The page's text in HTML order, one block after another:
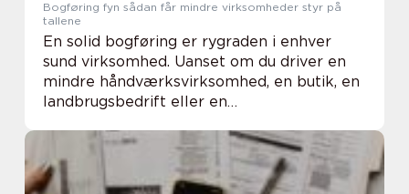
Bogføring fyn sådan får mindre virksomheder styr på
tallene
En solid bogføring er rygraden i enhver
sund virksomhed. Uanset om du driver en
mindre håndværksvirksomhed, en butik, en
landbrugsbedrift eller en
regnskabet nøglen til overblik og tryghed.
Når tallene er opdaterede o...